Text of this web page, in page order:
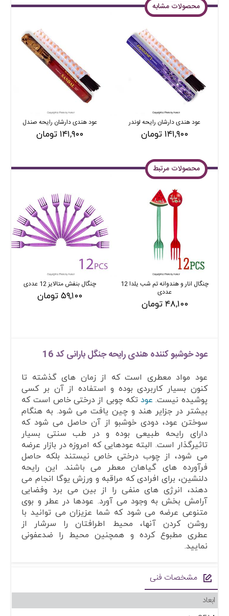
محصولات مشابه
عود هندی دارشان رایحه لوندر
۱۴۱,۹۰۰ تومان
عود هندی دارشان رایحه صندل
۱۴۱,۹۰۰ تومان
محصولات مرتبط
چنگال انار و هندوانه تم شب یلدا 12
عددی
۴۸,۱۰۰ تومان
چنگال بنفش متالایز 12 عددی
۵۹,۱۰۰ تومان
عود خوشبو کننده هندی رایحه جنگل بارانی کد 16
عود مواد معطری است که از زمان های گذشته تا
کنون بسیار کاربردی بوده و استفاده از آن بر کسی
پوشیده نیست. عودتکه چوبی از درختی خاص است که
بیشتر در جزایر هند و چین یافت می شود. به هنگام
سوختن عود، دودی خوشبو از آن حاصل می شود که
دارای رایحه طبیعی بوده و در طب سنتی بسیار
تاثیرگذار است. البته عودهایی که امروزه در بازار عرضه
می شود، از چوب درختی خاص نیستند بلکه حاصل
فرآورده های گیاهان معطر می باشند. این رایحه
دلنشین، برای افرادی که مراقبه و ورزش یوگا انجام می
دهند، انرژی های منفی را از بین می برد وفضایی
آرامش بخش به وجود می آورد. عودها در عطر و بوی
متنوعی عرضه می شود که شما عزیزان می توانید با
روشن کردن آنها، محیط اطرافتان را سرشار از
عطری مطبوع کرده و همچنین محیط را ضدعفونی
نمایید.
مشخصات فنی
ابعاد